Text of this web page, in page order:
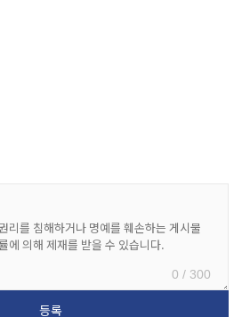
0 / 300